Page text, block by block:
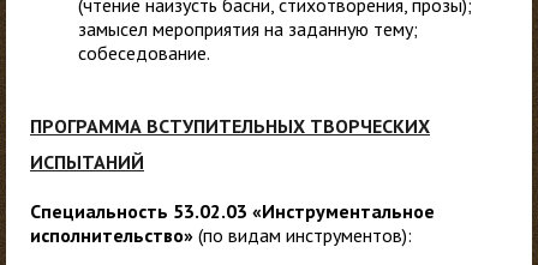
(чтение наизусть басни, стихотворения, прозы);
замысел мероприятия на заданную тему;
собеседование.
ПРОГРАММА ВСТУПИТЕЛЬНЫХ ТВОРЧЕСКИХ
ИСПЫТАНИЙ
Специальность 53.02.03 «Инструментальное
исполнительство» (по видам инструментов):